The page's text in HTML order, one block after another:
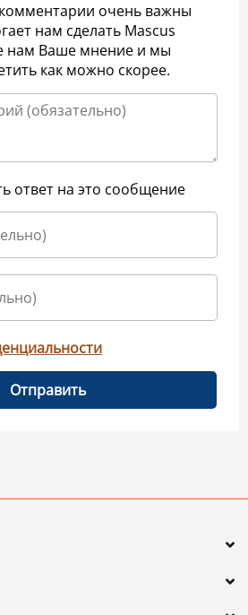
очень важны
нам сделать Mascus
нам Ваше мнение и мы
как можно скорее.
ответ на это сообщение
Отправить